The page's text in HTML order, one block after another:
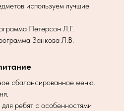
используем лучшие
Петерсон Л.Г.
Занкова Л.В.
сбалансированное меню.
ребят с особенностями